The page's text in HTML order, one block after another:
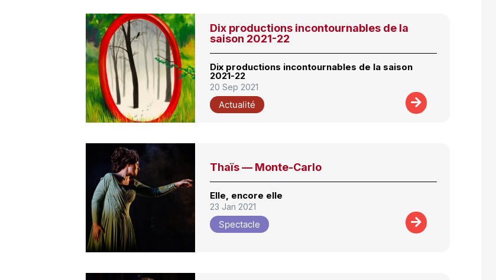
Dix productions incontournables de la
saison 2021-22
Dix productions incontournables de la saison
2021-22
20 Sep 2021
Actualité
Thaïs — Monte-Carlo
Elle, encore elle
23 Jan 2021
Spectacle